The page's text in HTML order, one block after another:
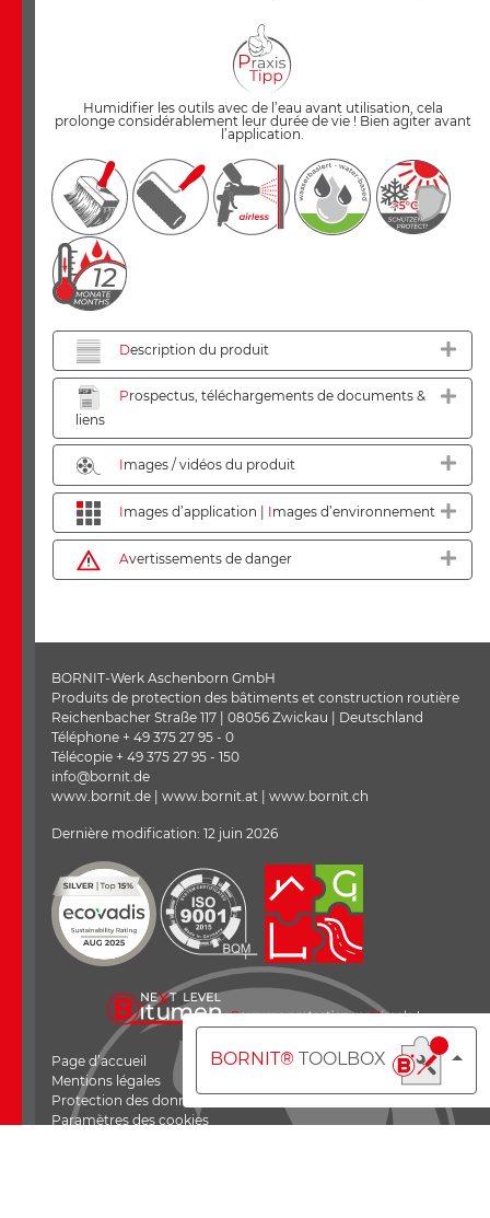
Humidifier les outils avec de l’eau avant utilisation, cela
prolonge considérablement leur durée de vie ! Bien agiter avant
l’application.
BORNIT® TOOLBOX
Description du produit
Prospectus, téléchargements de documents &
liens
Images / vidéos du produit
Images d’application | Images d’environnement
Avertissements de danger
BORNIT-Werk Aschenborn GmbH
Produits de protection des bâtiments et construction routière
Reichenbacher Straße 117 | 08056 Zwickau | Deutschland
Téléphone + 49 375 27 95 - 0
Télécopie + 49 375 27 95 - 150
info@bornit.de
www.bornit.de | www.bornit.at | www.bornit.ch
Dernière modification: 12 juin 2026
Page d’accueil
Mentions légales
Protection des données
Paramètres des cookies